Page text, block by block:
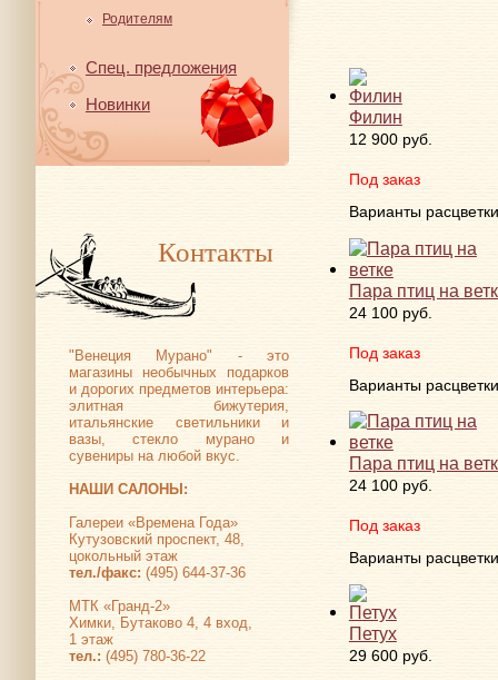
Родителям
Спец. предложения
Новинки
Контакты
"Венеция Мурано" - это
магазины необычных подарков
и дорогих предметов интерьера:
элитная бижутерия,
итальянские светильники и
вазы, стекло мурано и
сувениры на любой вкус.
НАШИ САЛОНЫ:
Галереи «Времена Года»
Кутузовский проспект, 48,
цокольный этаж
тел./факс: (495) 644-37-36
МТК «Гранд-2»
Химки, Бутаково 4, 4 вход,
1 этаж
тел.: (495) 780-36-22
Филин
12 900 руб.
Под заказ
Варианты расцветки
Пара птиц на
24 100 руб.
Под заказ
Варианты расцветки
Пара птиц на
24 100 руб.
Под заказ
Варианты расцветки
Петух
29 600 руб.